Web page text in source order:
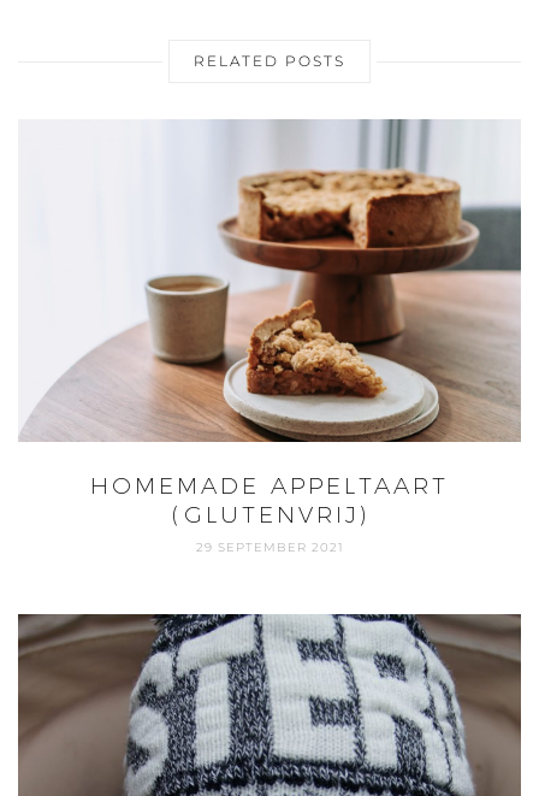
RELATED POSTS
HOMEMADE APPELTAART
(GLUTENVRIJ)
29 SEPTEMBER 2021